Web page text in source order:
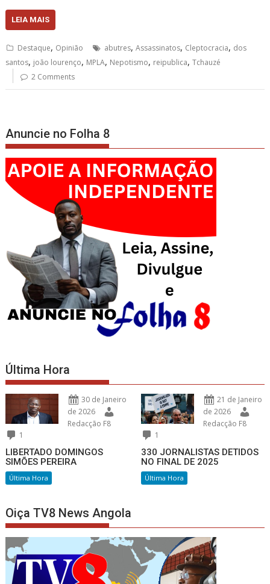
LEIA MAIS
Destaque, Opinião abutres,Assassinatos, Cleptocracia, dos
santos, joão lourenço, MPLA, Nepotismo, reipublica,Tchauzé
2 Comments
Anuncie no Folha 8
Última Hora
30 de Janeiro
de 2026
Redacção F8
1
LIBERTADO DOMINGOS
SIMÕES PEREIRA
Última Hora
21 de Janeiro
de 2026
Redacção F8
1
330 JORNALISTAS DETIDOS
NO FINAL DE 2025
Última Hora
Oiça TV8 News Angola